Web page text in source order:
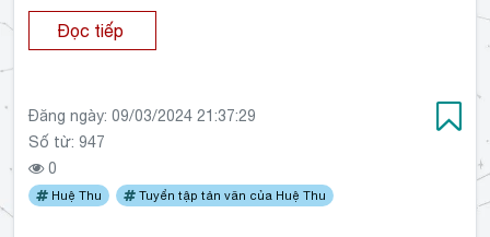
Đọc tiếp
Đăng ngày: 09/03/2024 21:37:29
Số từ: 947
0
Huệ Thu Tuyển tập tản văn của Huệ Thu